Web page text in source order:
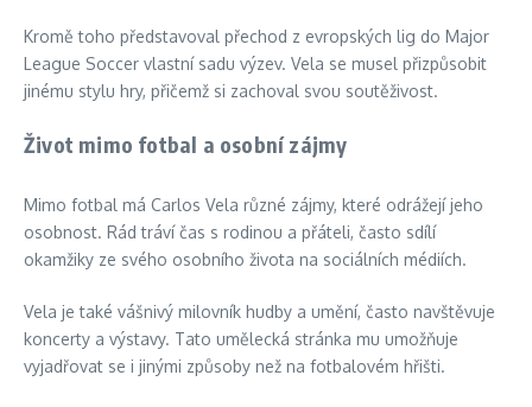
Kromě toho představoval přechod z evropských lig do Major
League Soccer vlastní sadu výzev. Vela se musel přizpůsobit
jinému stylu hry, přičemž si zachoval svou soutěživost.
Život mimo fotbal a osobní zájmy
Mimo fotbal má Carlos Vela různé zájmy, které odrážejí jeho
osobnost. Rád tráví čas s rodinou a přáteli, často sdílí
okamžiky ze svého osobního života na sociálních médiích.
Vela je také vášnivý milovník hudby a umění, často navštěvuje
koncerty a výstavy. Tato umělecká stránka mu umožňuje
vyjadřovat se i jinými způsoby než na fotbalovém hřišti.